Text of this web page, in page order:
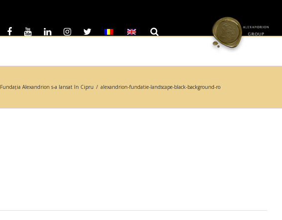
Fundația Alexandrion s-a lansat în Cipru / alexandrion-fundatie-landscape-black-background-ro